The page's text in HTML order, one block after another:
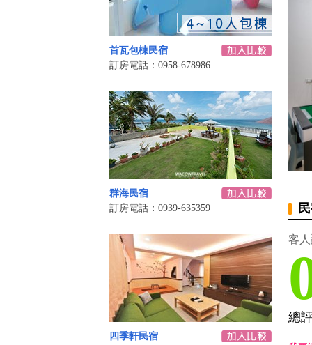
首瓦包棟民宿
訂房電話：0958-678986
群海民宿
訂房電話：0939-635359
四季軒民宿
客
總